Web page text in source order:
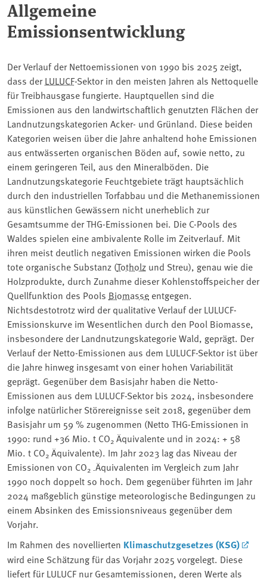
Allgemeine
Emissionsentwicklung
Der Verlauf der Nettoemissionen von 1990 bis 2025 zeigt,
dass derLULUCF-Sektor in den meisten Jahren als Nettoquelle
für Treibhausgase fungierte. Hauptquellen sind die
Emissionen aus den landwirtschaftlich genutzten Flächen der
Landnutzungskategorien Acker- und Grünland. Diese beiden
Kategorien weisen über die Jahre anhaltend hohe Emissionen
aus entwässerten organischen Böden auf, sowie netto, zu
einem geringeren Teil, aus den Mineralböden. Die
Landnutzungskategorie Feuchtgebiete trägt hauptsächlich
durch den industriellen Torfabbau und die Methanemissionen
aus künstlichen Gewässern nicht unerheblich zur
Gesamtsumme der THG-Emissionen bei. Die C-Pools des
Waldes spielen eine ambivalente Rolle im Zeitverlauf. Mit
ihren meist deutlich negativen Emissionen wirken die Pools
tote organische Substanz (Totholz und Streu), genau wie die
Holzprodukte, durch Zunahme dieser Kohlenstoffspeicher der
Quellfunktion des Pools Biomasse entgegen.
Nichtsdestotrotz wird der qualitative Verlauf der LULUCF-
Emissionskurve im Wesentlichen durch den Pool Biomasse,
insbesondere der Landnutzungskategorie Wald, geprägt. Der
Verlauf der Netto-Emissionen aus dem LULUCF-Sektor ist über
die Jahre hinweg insgesamt von einer hohen Variabilität
geprägt. Gegenüber dem Basisjahr haben die Netto-
Emissionen aus dem LULUCF-Sektor bis 2024, insbesondere
infolge natürlicher Störereignisse seit 2018, gegenüber dem
Basisjahr um 59 % zugenommen (Netto THG-Emissionen in
1990: rund +36 Mio. t CO2 Äquivalente und in 2024: + 58
Mio. t CO2 Äquivalente). Im Jahr 2023 lag das Niveau der
Emissionen von CO2 -Äquivalenten im Vergleich zum Jahr
1990 noch doppelt so hoch. Dem gegenüber führten im Jahr
2024 maßgeblich günstige meteorologische Bedingungen zu
einem Absinken des Emissionsniveaus gegenüber dem
Vorjahr.
Im Rahmen des novellierten Klimaschutzgesetzes (KSG)
wird eine Schätzungfür das Vorjahr 2025 vorgelegt. Diese
liefert für LULUCF nur Gesamtemissionen, deren Werte als